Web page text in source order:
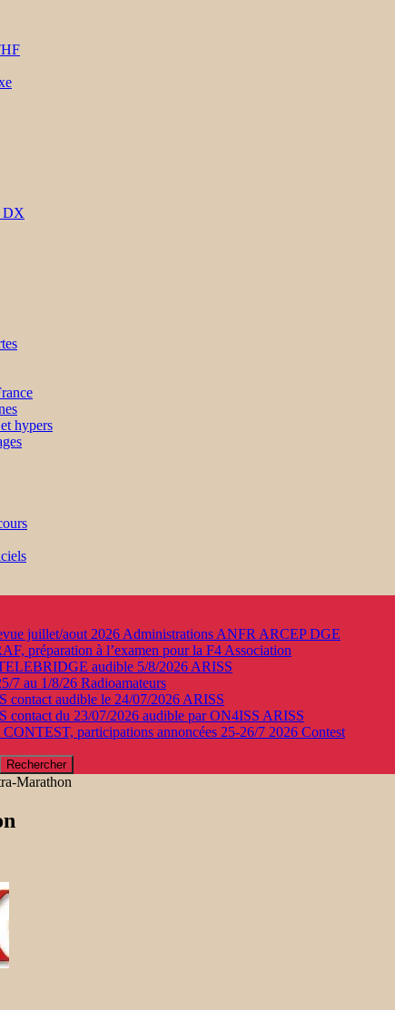
DX
hypers
juillet/aout 2026 Administrations ANFR ARCEP DGE
préparation à l’examen pour la F4 Association
audible 5/8/2026 ARISS
7 au 1/8/26 Radioamateurs
contact audible le 24/07/2026 ARISS
contact du 23/07/2026 audible par ON4ISS ARISS
participations annoncées 25-26/7 2026 Contest
Marathon